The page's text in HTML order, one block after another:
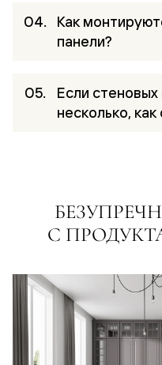
Как
панели?
Если стеновых
несколько,
С